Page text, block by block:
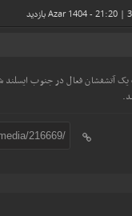
|
یک آتشفشان فعال در جنوب
216669/